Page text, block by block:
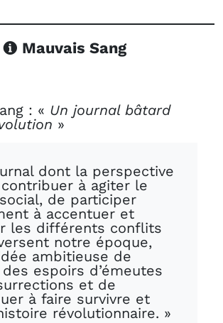
Mauvais Sang
: « Un journal bâtard
»
dont la perspective
à agiter le
de participer
à accentuer et
les différents conflits
notre époque,
ambitieuse de
espoirs d’émeutes
et de
à faire survivre et
révolutionnaire. »